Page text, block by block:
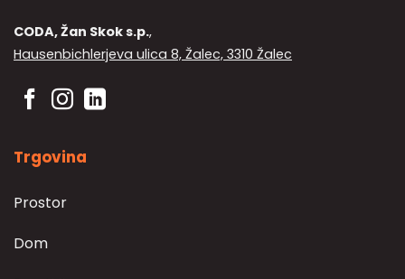
CODA, Žan Skok s.p.,
Hausenbichlerjeva ulica 8, Žalec, 3310 Žalec
Trgovina
Prostor
Dom